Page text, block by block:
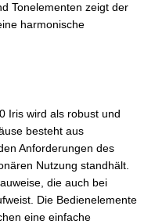
Tonelementen zeigt der
harmonische
Iris wird als robust und
besteht aus
Anforderungen des
Nutzung standhält.
die auch bei
Die Bedienelemente
eine einfache